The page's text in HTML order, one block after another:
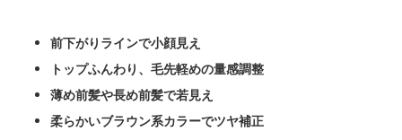
前下がりラインで小顔見え
トップふんわり、毛先軽めの量感調整
薄め前髪や長め前髪で若見え
柔らかいブラウン系カラーでツヤ補正